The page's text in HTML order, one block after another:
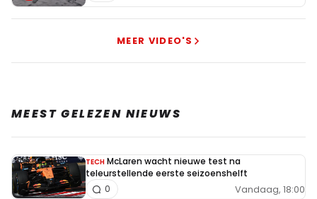
MEER VIDEO'S
MEEST GELEZEN NIEUWS
TECH McLaren wacht nieuwe test na
teleurstellende eerste seizoenshelft
Vandaag, 18:00
0